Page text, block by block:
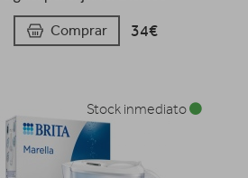
Comprar 34€
Stock inmediato